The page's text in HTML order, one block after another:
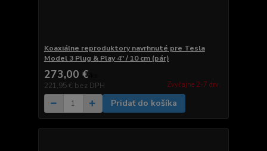
Koaxiálne reproduktory navrhnuté pre Tesla
Model 3 Plug & Play 4" / 10 cm (pár)
273,00 €
221,95 € bez DPH Zvyčajne 2-7 dni.
Pridať do košíka